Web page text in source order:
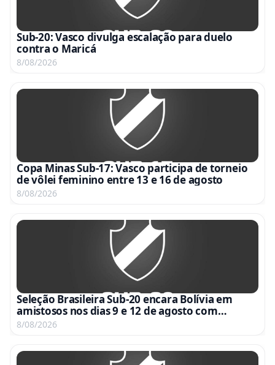
Sub-20: Vasco divulga escalação para duelo
contra o Maricá
8/08/2026
Copa Minas Sub-17: Vasco participa de torneio
de vôlei feminino entre 13 e 16 de agosto
8/08/2026
Seleção Brasileira Sub-20 encara Bolívia em
amistosos nos dias 9 e 12 de agosto com
transmissão da CBF TV
8/08/2026